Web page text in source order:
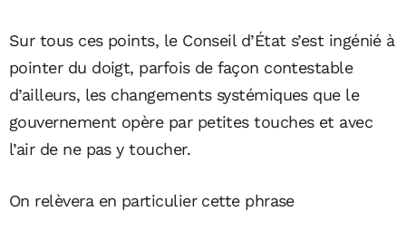
Sur tous ces points, le Conseil d’État s’est ingénié à
pointer du doigt, parfois de façon contestable
d’ailleurs, les changements systémiques que le
gouvernement opère par petites touches et avec
l’air de ne pas y toucher.
On relèvera en particulier cette phrase